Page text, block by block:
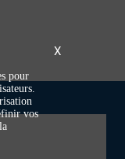
X
pour
vos